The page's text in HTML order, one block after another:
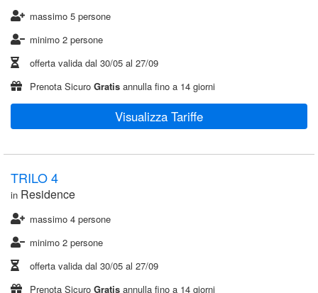
massimo 5 persone
minimo 2 persone
offerta valida dal 30/05 al 27/09
Prenota Sicuro Gratis annulla fino a 14 giorni
Visualizza Tariffe
TRILO 4
in Residence
massimo 4 persone
minimo 2 persone
offerta valida dal 30/05 al 27/09
Prenota Sicuro Gratis annulla fino a 14 giorni